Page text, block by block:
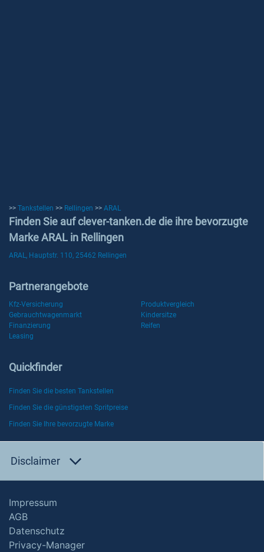
>> Tankstellen >> Rellingen >> ARAL
Finden Sie auf clever-tanken.de die ihre bevorzugte
Marke ARAL in Rellingen
ARAL, Hauptstr. 110, 25462 Rellingen
Partnerangebote
Kfz-Versicherung
Produktvergleich
Gebrauchtwagenmarkt
Kindersitze
Finanzierung
Reifen
Leasing
Quickfinder
Finden Sie die besten Tankstellen
Finden Sie die günstigsten Spritpreise
Finden Sie Ihre bevorzugte Marke
Disclaimer
Impressum
AGB
Datenschutz
Privacy-Manager